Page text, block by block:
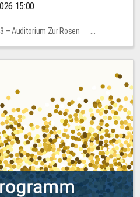
15:00
– Auditorium Zur Rosen